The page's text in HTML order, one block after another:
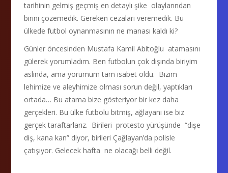
tarihinin gelmiş geçmiş en detaylı şike olaylarından
birini çözemedik. Gereken cezaları veremedik. Bu
ülkede futbol oynanmasının ne manası kaldı ki?
Günler öncesinden Mustafa Kamil Abitoğlu atamasını
gülerek yorumladım. Ben futbolun çok dışında biriyim
aslında, ama yorumum tam isabet oldu. Bizim
lehimize ve aleyhimize olması sorun değil, yaptıkları
ortada… Bu atama bize gösteriyor bir kez daha
gerçekleri. Bu ülke futbolu bitmiş, ağlayanı ise biz
gerçek taraftarlarız. Birileri protesto yürüşünde “dişe
diş, kana kan” diyor, birileri Çağlayan’da polisle
çatışıyor. Gelecek hafta ne olacağı belli değil.